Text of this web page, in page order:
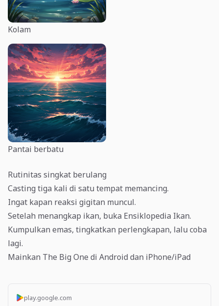
Kolam
Pantai berbatu
Rutinitas singkat berulang
Casting tiga kali di satu tempat memancing.
Ingat kapan reaksi gigitan muncul.
Setelah menangkap ikan, buka Ensiklopedia Ikan.
Kumpulkan emas, tingkatkan perlengkapan, lalu coba
lagi.
Mainkan The Big One di Android dan iPhone/iPad
play.google.com